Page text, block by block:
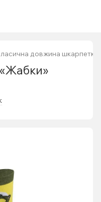
довжина шкарпетки